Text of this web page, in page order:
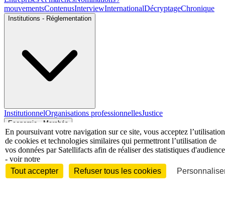
mouvementsContenusInterviewInternationalDécryptageChronique
Institutions - Réglementation
InstitutionnelOrganisations professionnellesJustice
Economie - Marchés
En poursuivant votre navigation sur ce site, vous acceptez l’utilisation
de cookies et technologies similaires qui permettront l’utilisation de
vos données par Satellifacts afin de réaliser des statistiques d'audience
- voir notre
Tout accepter
Refuser tous les cookies